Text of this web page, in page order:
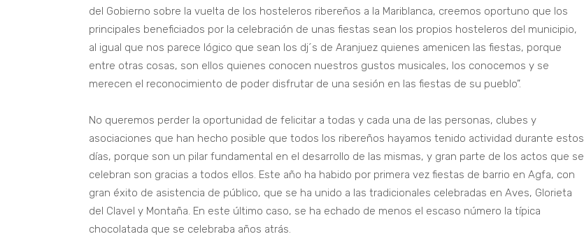
del Gobierno sobre la vuelta de los hosteleros ribereños a la Mariblanca, creemos oportuno que los
principales beneficiados por la celebración de unas fiestas sean los propios hosteleros del municipio,
al igual que nos parece lógico que sean los dj´s de Aranjuez quienes amenicen las fiestas, porque
entre otras cosas, son ellos quienes conocen nuestros gustos musicales, los conocemos y se
merecen el reconocimiento de poder disfrutar de una sesión en las fiestas de su pueblo”.
No queremos perder la oportunidad de felicitar a todas y cada una de las personas, clubes y
asociaciones que han hecho posible que todos los ribereños hayamos tenido actividad durante estos
días, porque son un pilar fundamental en el desarrollo de las mismas, y gran parte de los actos que se
celebran son gracias a todos ellos. Este año ha habido por primera vez fiestas de barrio en Agfa, con
gran éxito de asistencia de público, que se ha unido a las tradicionales celebradas en Aves, Glorieta
del Clavel y Montaña. En este último caso, se ha echado de menos el escaso número la típica
chocolatada que se celebraba años atrás.